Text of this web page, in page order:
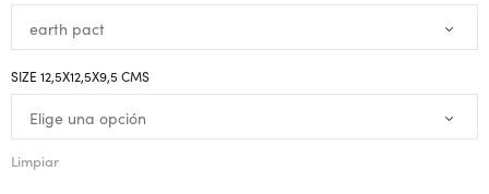
SIZE 12,5X12,5X9,5 CMS
Limpiar